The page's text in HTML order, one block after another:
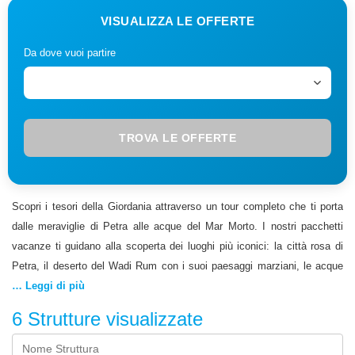
VISUALIZZA LE OFFERTE
Da dove vuoi partire
TROVA LE OFFERTE
Scopri i tesori della Giordania attraverso un tour completo che ti porta
dalle meraviglie di Petra alle acque del Mar Morto. I nostri pacchetti
vacanze ti guidano alla scoperta dei luoghi più iconici: la città rosa di
Petra, il deserto del Wadi Rum con i suoi paesaggi marziani, le acque
curative del Mar Morto e i mosaici bizantini di Madaba. Le notti nel
indimenticabili. La cucina tradizionale e l'ospitalità beduina completano il
viaggio. Approfitta delle nostre offerte e last minute per un viaggio nel
… Leggi di più
6 Strutture visualizzate